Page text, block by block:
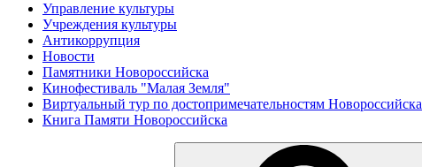
Управление культуры
Учреждения культуры
Антикоррупция
Новости
Памятники Новороссийска
Кинофестиваль "Малая Земля"
Виртуальный тур по достопримечательностям Новороссийска
Книга Памяти Новороссийска